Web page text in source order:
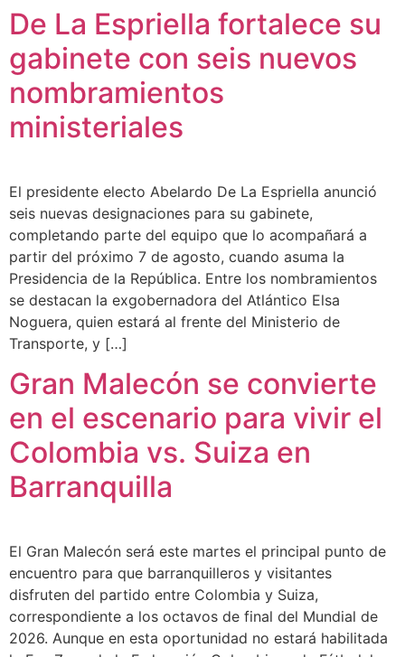
De La Espriella fortalece su
gabinete con seis nuevos
nombramientos
ministeriales
El presidente electo Abelardo De La Espriella anunció
seis nuevas designaciones para su gabinete,
completando parte del equipo que lo acompañará a
partir del próximo 7 de agosto, cuando asuma la
Presidencia de la República. Entre los nombramientos
se destacan la exgobernadora del Atlántico Elsa
Noguera, quien estará al frente del Ministerio de
Transporte, y […]
Gran Malecón se convierte
en el escenario para vivir el
Colombia vs. Suiza en
Barranquilla
El Gran Malecón será este martes el principal punto de
encuentro para que barranquilleros y visitantes
disfruten del partido entre Colombia y Suiza,
correspondiente a los octavos de final del Mundial de
2026. Aunque en esta oportunidad no estará habilitada